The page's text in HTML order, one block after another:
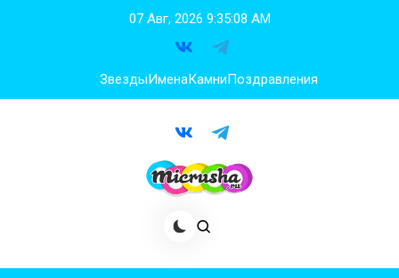
07 Авг, 2026 9:35:09 AM
ЗвездыИменаКамниПоздравления